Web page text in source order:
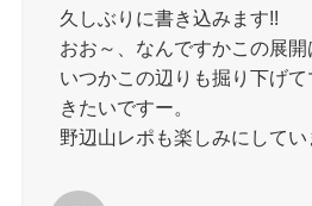
久しぶりに書き込みます!!
おお～、なんですかこの展開
いつかこの辺りも掘り下げ
きたいですー。
野辺山レポも楽しみにしてい